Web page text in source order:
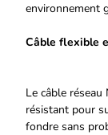
environnement
Câble flexible
Le câble
résistant pour
fondre sans